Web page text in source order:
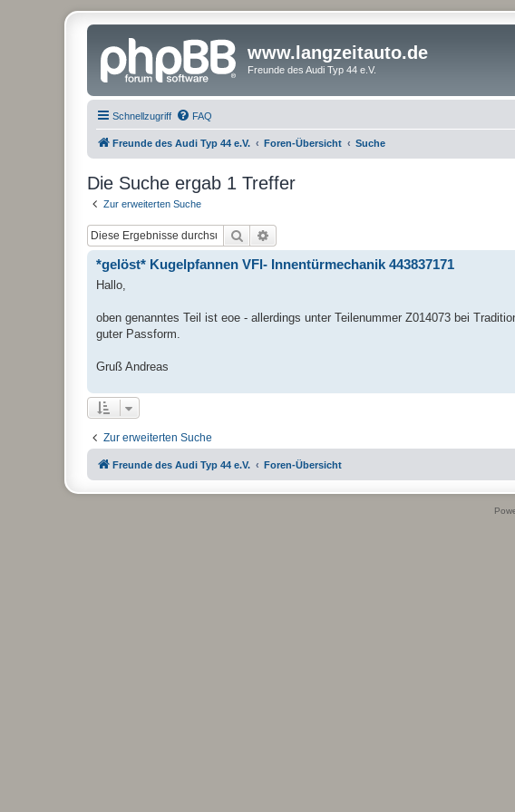
www.langzeitauto.de
Freunde des Audi Typ 44 e.V.
Schnellzugriff FAQ
Freunde des Audi Typ 44 e.V. Foren-Übersicht Suche
Die Suche ergab 1 Treffer
Zur erweiterten Suche
Suche
*gelöst* Kugelpfannen VFl- Innentürmechanik 443837171
Hallo,
oben genanntes Teil ist eoe - allerdings unter Teilenummer Z014073 bei
guter Passform.
Gruß Andreas
Zur erweiterten Suche
Freunde des Audi Typ 44 e.V. Foren-Übersicht